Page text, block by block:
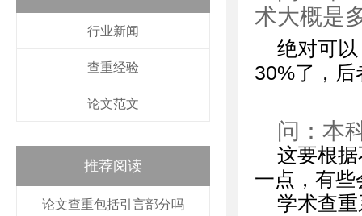
行业新闻
查重经验
论文范文
推荐阅读
论文查重包括引言部分吗
术大概是
绝对可
30%了，
问：本
这要根
一点，有
学术查